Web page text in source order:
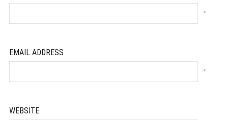
*
EMAIL ADDRESS
*
WEBSITE